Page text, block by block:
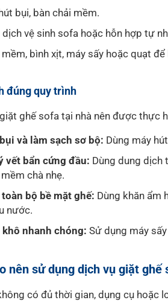
bụi, bàn chải mềm.
dịch vệ sinh sofa hoặc hỗn hợp tự
mềm, bình xịt, máy sấy hoặc quạt
đúng quy trình
ghế sofa tại nhà nên được thực
và làm sạch sơ bộ: Dùng máy
vết bẩn cứng đầu: Dùng dung dịch
chà nhẹ.
bộ bề mặt ghế: Dùng khăn ẩm
nước.
khô nhanh chóng: Sử dụng máy
nên sử dụng dịch vụ giặt ghế
có đủ thời gian, dụng cụ hoặc